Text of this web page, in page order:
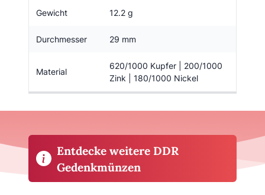
Gewicht 12.2 g
Durchmesser 29 mm
Material
620/1000 Kupfer | 200/1000
Zink | 180/1000 Nickel
Entdecke weitere DDR
Gedenkmünzen